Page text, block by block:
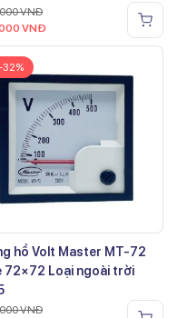
VNĐ
VNĐ
32%
hồ Volt Master MT-72
72×72 Loại ngoài trời
VNĐ